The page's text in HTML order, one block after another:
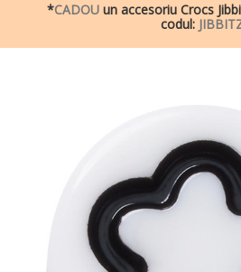
*CADOU un accesoriu Crocs
codul: